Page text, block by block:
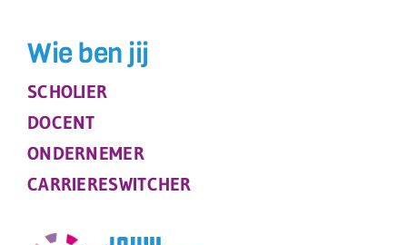
Wie ben jij
SCHOLIER
DOCENT
ONDERNEMER
CARRIERESWITCHER